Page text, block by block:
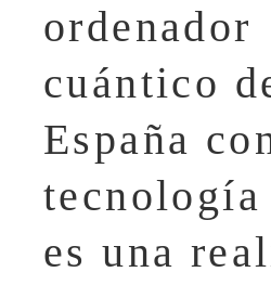
ordenador
cuántico
España
tecnología
es una